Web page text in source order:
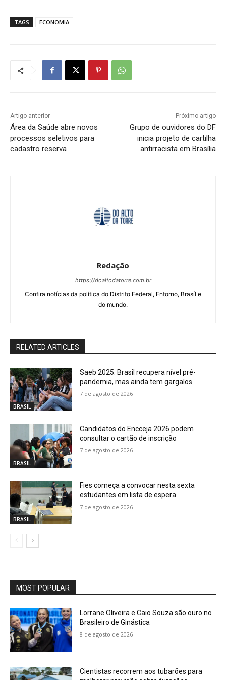
TAGS ECONOMIA
Artigo anterior
Área da Saúde abre novos
processos seletivos para
cadastro reserva
Próximo artigo
Grupo de ouvidores do DF
inicia projeto de cartilha
antirracista em Brasília
Redação
https://doaltodatorre.com.br
Confira notícias da política do Distrito Federal, Entorno, Brasíl e
do mundo.
RELATED ARTICLES
BRASIL
Saeb 2025: Brasil recupera nível pré-
pandemia, mas ainda tem gargalos
7 de agosto de 2026
BRASIL
Candidatos do Encceja 2026 podem
consultar o cartão de inscrição
7 de agosto de 2026
BRASIL
Fies começa a convocar nesta sexta
estudantes em lista de espera
7 de agosto de 2026
MOST POPULAR
Lorrane Oliveira e Caio Souza são ouro no
Brasileiro de Ginástica
8 de agosto de 2026
Cientistas recorrem aos tubarões para